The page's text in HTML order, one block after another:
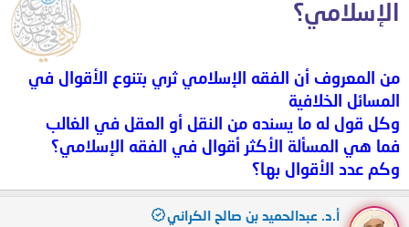
الإسلامي؟
من المعروف أن الفقه الإسلامي ثري بتنوع الأقوال في
المسائل الخلافية
وكل قول له ما يسنده من النقل أو العقل في الغالب
فما هي المسألة الأكثر أقوال في الفقه الإسلامي؟
وكم عدد الأقوال بها؟
أ.د. عبدالحميد بن صالح الكراني